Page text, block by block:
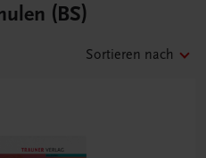
(BS)
Sortieren nach